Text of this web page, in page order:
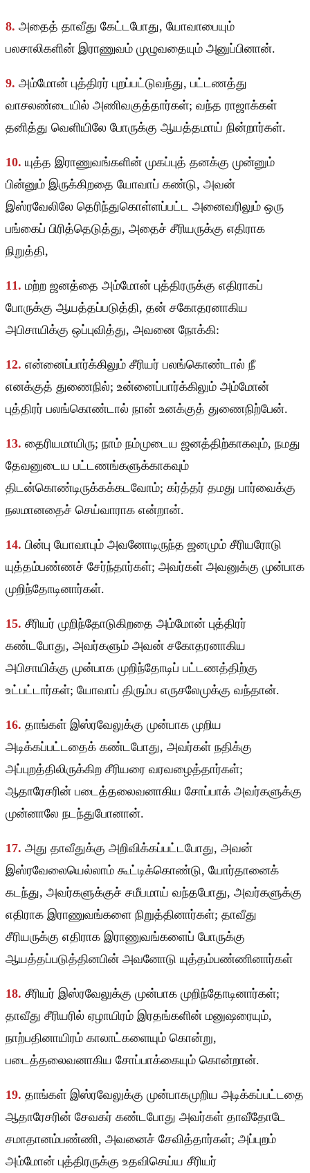
8. அதைத் தாவீது கேட்டபோது, யோவாபையும்
பலசாலிகளின் இராணுவம் முழுவதையும் அனுப்பினான்.
9. அம்மோன் புத்திரர் புறப்பட்டுவந்து, பட்டணத்து
வாசலண்டையில் அணிவகுத்தார்கள்; வந்த ராஜாக்கள்
தனித்து வெளியிலே போருக்கு ஆயத்தமாய் நின்றார்கள்.
10. யுத்த இராணுவங்களின் முகப்புத் தனக்கு முன்னும்
பின்னும் இருக்கிறதை யோவாப் கண்டு, அவன்
இஸ்ரவேலிலே தெரிந்துகொள்ளப்பட்ட அனைவரிலும் ஒரு
பங்கைப் பிரித்தெடுத்து, அதைச் சீரியருக்கு எதிராக
நிறுத்தி,
11. மற்ற ஜனத்தை அம்மோன் புத்திரருக்கு எதிராகப்
போருக்கு ஆயத்தப்படுத்தி, தன் சகோதரனாகிய
அபிசாயிக்கு ஒப்புவித்து, அவனை நோக்கி:
12. என்னைப்பார்க்கிலும் சீரியர் பலங்கொண்டால் நீ
எனக்குத் துணைநில்; உன்னைப்பார்க்கிலும் அம்மோன்
புத்திரர் பலங்கொண்டால் நான் உனக்குத் துணைநிற்பேன்.
13. தைரியமாயிரு; நாம் நம்முடைய ஜனத்திற்காகவும், நமது
தேவனுடைய பட்டணங்களுக்காகவும்
திடன்கொண்டிருக்கக்கடவோம்; கர்த்தர் தமது பார்வைக்கு
நலமானதைச் செய்வாராக என்றான்.
14. பின்பு யோவாபும் அவனோடிருந்த ஜனமும் சீரியரோடு
யுத்தம்பண்ணச் சேர்ந்தார்கள்; அவர்கள் அவனுக்கு முன்பாக
முறிந்தோடினார்கள்.
15. சீரியர் முறிந்தோடுகிறதை அம்மோன் புத்திரர்
கண்டபோது, அவர்களும் அவன் சகோதரனாகிய
அபிசாயிக்கு முன்பாக முறிந்தோடிப் பட்டணத்திற்கு
உட்பட்டார்கள்; யோவாப் திரும்ப எருசலேமுக்கு வந்தான்.
16. தாங்கள் இஸ்ரவேலுக்கு முன்பாக முறிய
அடிக்கப்பட்டதைக் கண்டபோது, அவர்கள் நதிக்கு
அப்புறத்திலிருக்கிற சீரியரை வரவழைத்தார்கள்;
ஆதாரேசரின் படைத்தலைவனாகிய சோப்பாக் அவர்களுக்கு
முன்னாலே நடந்துபோனான்.
17. அது தாவீதுக்கு அறிவிக்கப்பட்டபோது, அவன்
இஸ்ரவேலையெல்லாம் கூட்டிக்கொண்டு, யோர்தானைக்
கடந்து, அவர்களுக்குச் சமீபமாய் வந்தபோது, அவர்களுக்கு
எதிராக இராணுவங்களை நிறுத்தினார்கள்; தாவீது
சீரியருக்கு எதிராக இராணுவங்களைப் போருக்கு
ஆயத்தப்படுத்தினபின் அவனோடு யுத்தம்பண்ணினார்கள்
18. சீரியர் இஸ்ரவேலுக்கு முன்பாக முறிந்தோடினார்கள்;
தாவீது சீரியரில் ஏழாயிரம் இரதங்களின் மனுஷரையும்,
நாற்பதினாயிரம் காலாட்களையும் கொன்று,
படைத்தலைவனாகிய சோப்பாக்கையும் கொன்றான்.
19. தாங்கள் இஸ்ரவேலுக்கு முன்பாகமுறிய அடிக்கப்பட்டதை
ஆதாரேசரின் சேவகர் கண்டபோது அவர்கள் தாவீதோடே
சமாதானம்பண்ணி, அவனைச் சேவித்தார்கள்; அப்புறம்
அம்மோன் புத்திரருக்கு உதவிசெய்ய சீரியர்